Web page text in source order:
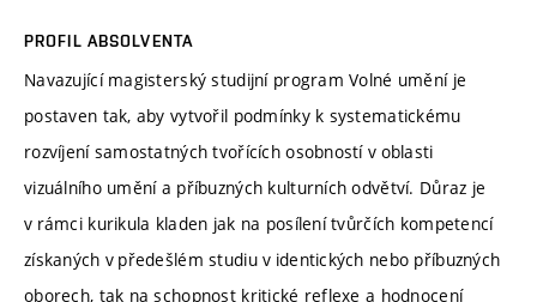
PROFIL ABSOLVENTA
Navazující magisterský studijní program Volné umění je
postaven tak, aby vytvořil podmínky k systematickému
rozvíjení samostatných tvořících osobností v oblasti
vizuálního umění a příbuzných kulturních odvětví. Důraz je
v rámci kurikula kladen jak na posílení tvůrčích kompetencí
získaných v předešlém studiu v identických nebo příbuzných
oborech, tak na schopnost kritické reflexe a hodnocení